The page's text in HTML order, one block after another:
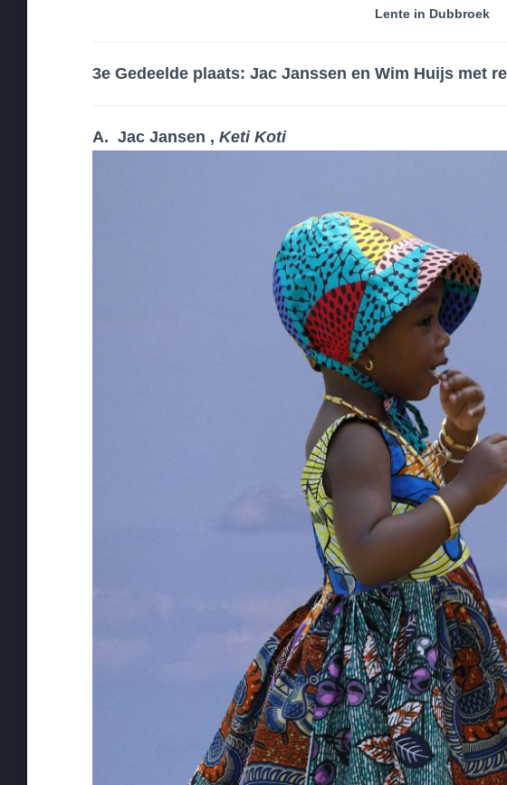
Lente in Dubbroek
3e Gedeelde plaats: Jac Janssen en Wim Huijs met
A. Jac Jansen , Keti Koti